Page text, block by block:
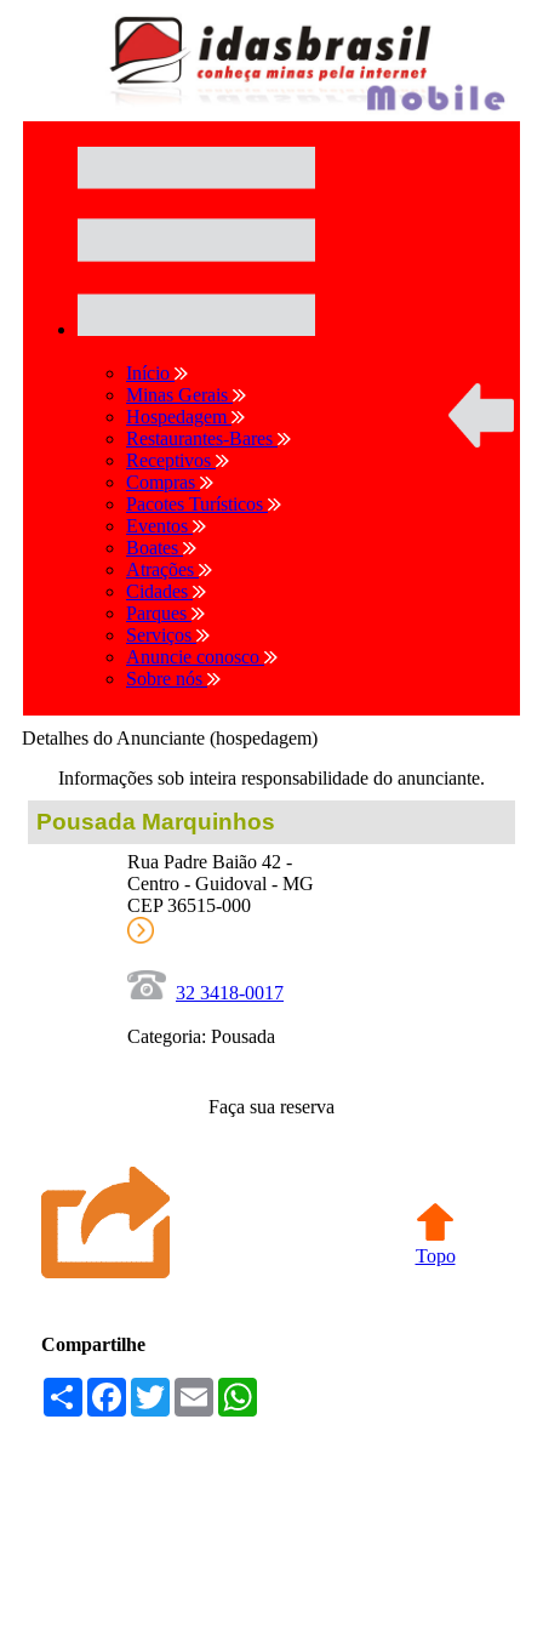
Início
Minas Gerais
Hospedagem
Restaurantes-Bares
Receptivos
Compras
Pacotes Turísticos
Eventos
Boates
Atrações
Cidades
Parques
Serviços
Anuncie conosco
Sobre nós
Detalhes do Anunciante (hospedagem)
Informações sob inteira responsabilidade do anunciante.
Pousada Marquinhos
Rua Padre Baião 42 -
Centro - Guidoval - MG
CEP 36515-000
32 3418-0017
Categoria: Pousada
Faça sua reserva
Topo
Compartilhe
Compartilhar
Facebook
TwitterEmail